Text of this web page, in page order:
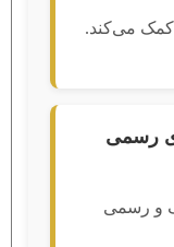
کمک می‌کند.
رسمی
و رسمی